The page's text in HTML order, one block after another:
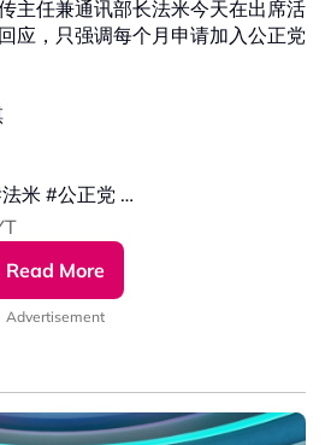
主任兼通讯部长法米今天在出席活
应，只强调每个月申请加入公正党
米 #公正党
百秒AI报
▹ https://xuan.com.my/hotspot
Read More
Advertisement